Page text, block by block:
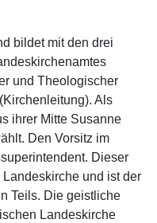
bildet mit den drei
und Theologischer
Als
ihrer Mitte Susanne
Den Vorsitz im
Dieser
und ist der
Teils. Die geistliche
Landeskirche